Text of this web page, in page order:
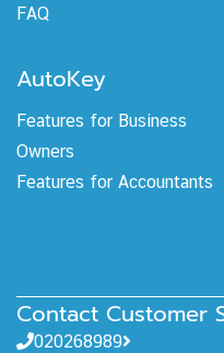
FAQ
AutoKey
Features for Business
Owners
Features for Accountants
Contact Customer
020268989